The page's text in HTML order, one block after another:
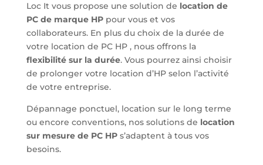
Loc It vous propose une solution de location de
PC de marque HPpour vous et vos
collaborateurs. En plus du choix de la durée de
votre location de PC HP , nous offrons la
flexibilité sur la durée. Vous pourrez ainsi choisir
de prolonger votre location d’HP selon l’activité
de votre entreprise.
Dépannage ponctuel, location sur le long terme
ou encore conventions, nos solutions de location
sur mesure de PC HPs’adaptent à tous vos
besoins.